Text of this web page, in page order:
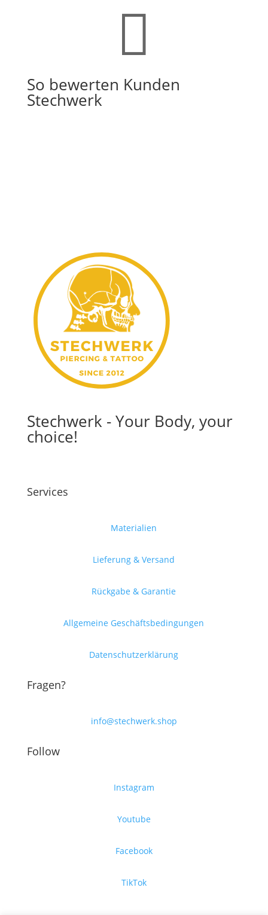

So bewerten Kunden
Stechwerk
Stechwerk - Your Body, your
choice!
Services
Materialien
Lieferung & Versand
Rückgabe & Garantie
Allgemeine Geschäftsbedingungen
Datenschutzerklärung
Fragen?
info@stechwerk.shop
Follow
Instagram
Youtube
Facebook
TikTok